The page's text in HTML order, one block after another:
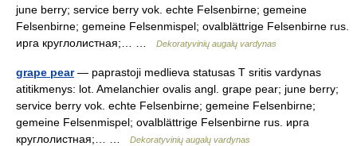
june berry; service berry vok. echte Felsenbirne; gemeine
Felsenbirne; gemeine Felsenmispel; ovalblättrige Felsenbirne rus.
ирга круглолистная;… …
Dekoratyvinių augalų vardynas
grape pear— paprastoji medlieva statusas T sritis vardynas
atitikmenys: lot. Amelanchier ovalis angl. grape pear; june berry;
service berry vok. echte Felsenbirne; gemeine Felsenbirne;
gemeine Felsenmispel; ovalblättrige Felsenbirne rus. ирга
круглолистная;… …
Dekoratyvinių augalų vardynas